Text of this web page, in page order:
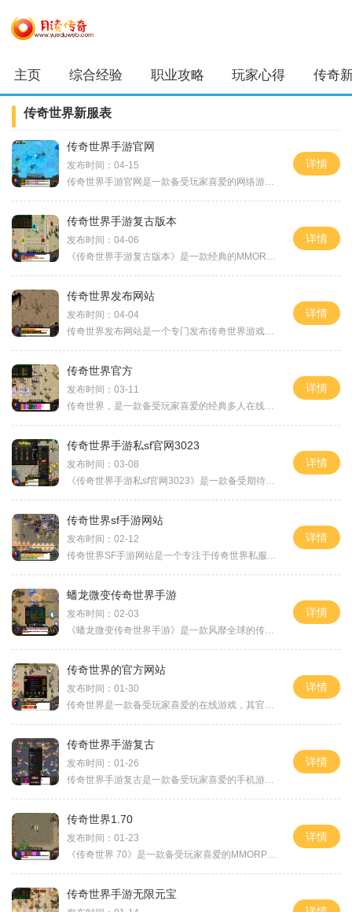
主页 综合经验 职业攻略 玩家心得 传奇
传奇世界新服表
传奇世界手游官网
发布时间：04-15
传奇世界手游官网是一款备受玩家喜爱的网络游戏，在这个虚拟世界中，玩家可以体验到丰富多样的游戏玩法和精彩的游戏故事。该手游官网还提供了一系列的社交互动功能和丰富的游
详情
传奇世界手游复古版本
发布时间：04-06
《传奇世界手游复古版本》是一款经典的MMORPG手游，它以宏大的游戏世界、丰富多样的玩法以及独特的角色职业系统而闻名。与传奇世界在PC端的原版相比，复古版本在保留了原版的经典
详情
传奇世界发布网站
发布时间：04-04
传奇世界发布网站是一个专门发布传奇世界游戏的平台。作为一款深受玩家喜爱的多人在线角色扮演游戏，传奇世界以其精美的画面、丰富的剧情和刺激的战斗吸引了大批玩家的关注和
详情
传奇世界官方
发布时间：03-11
传奇世界，是一款备受玩家喜爱的经典多人在线角色扮演游戏。作为传奇系列游戏的官方续作，传奇世界继承了传奇的精髓，并加入了更多新的元素和玩法，让玩家能够体验更加丰富多
详情
传奇世界手游私sf官网3023
发布时间：03-08
《传奇世界手游私sf官网3023》是一款备受期待的手机游戏，它是传奇系列游戏的最新作品。作为一款经典的MMORPG游戏，《传奇世界手游私sf官网3023》致力于为玩家打造一个真实、丰富的
详情
传奇世界sf手游网站
发布时间：02-12
传奇世界SF手游网站是一个专注于传奇世界私服的网站，为广大传奇世界玩家提供了一个丰富多样的游戏选择。作为一款经典的角色扮演类手游，传奇世界SF手游网站凭借其独特的玩法和
详情
蟠龙微变传奇世界手游
发布时间：02-03
《蟠龙微变传奇世界手游》是一款风靡全球的传奇类游戏手游。在这个游戏中，玩家可以体验到最经典的传奇游戏玩法，感受到无与伦比的游戏乐趣。本文将为大家介绍《蟠龙微变传奇
详情
传奇世界的官方网站
发布时间：01-30
传奇世界是一款备受玩家喜爱的在线游戏，其官方网站为我们提供了丰富的游戏资讯和交流平台。在这个官方网站上，玩家可以更深入地了解游戏内的各种玩法，并与其它玩家共同探索
详情
传奇世界手游复古
发布时间：01-26
传奇世界手游复古是一款备受玩家喜爱的手机游戏，它将经典的传奇世界IP完美移植到了手机上，重现了曾经令无数玩家沉迷其中的游戏体验。这款游戏不仅保留了原版传奇世界的经典元
详情
传奇世界1.70
发布时间：01-23
《传奇世界 70》是一款备受玩家喜爱的MMORPG游戏。作为中国最受欢迎和最具影响力的网络游戏之一，它具有令人惊叹的游戏画面、深入的人物和故事背景以及丰富多样的玩法。本文将详
详情
传奇世界手游无限元宝